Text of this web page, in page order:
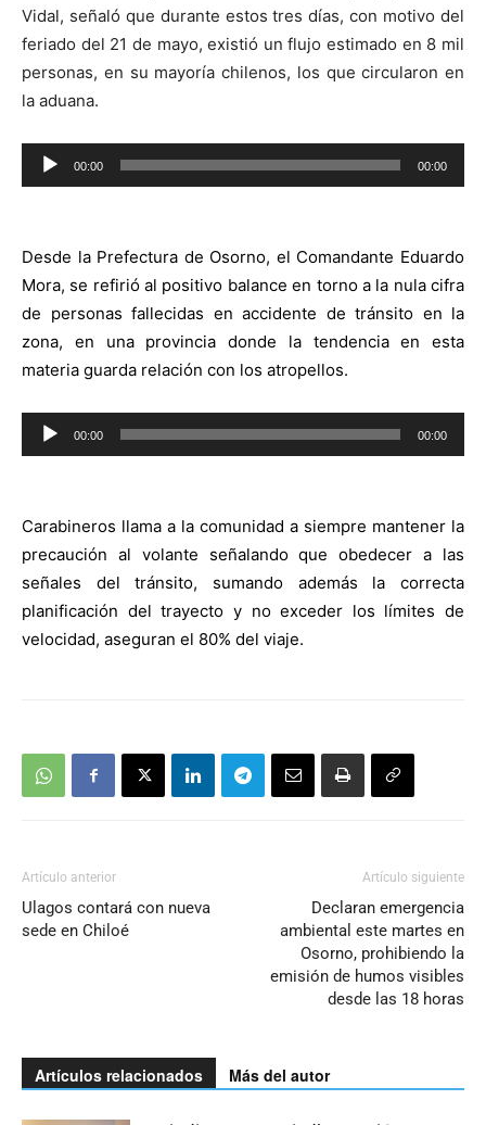
Vidal, señaló que durante estos tres días, con motivo del
feriado del 21 de mayo, existió un flujo estimado en 8 mil
personas, en su mayoría chilenos, los que circularon en
la aduana.
Reproductor
de
00:00 00:00
Desde la Prefectura de Osorno, el Comandante Eduardo
Mora, se refirió al positivo balance en torno a la nula cifra
de personas fallecidas en accidente de tránsito en la
zona, en una provincia donde la tendencia en esta
materia guarda relación con los atropellos.
Reproductor
de
00:00 00:00
Carabineros llama a la comunidad a siempre mantener la
precaución al volante señalando que obedecer a las
señales del tránsito, sumando además la correcta
planificación del trayecto y no exceder los límites de
velocidad, aseguran el 80% del viaje.
Artículo anterior
Ulagos contará con nueva
sede en Chiloé
Artículo siguiente
Declaran emergencia
ambiental este martes en
Osorno, prohibiendo la
emisión de humos visibles
desde las 18 horas
Artículos relacionados Más del autor